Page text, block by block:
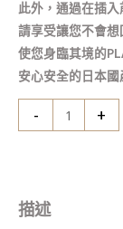
此外，通過在插
請享受讓您不會想
使您身臨其境的
安心安全的日本
- +
描述